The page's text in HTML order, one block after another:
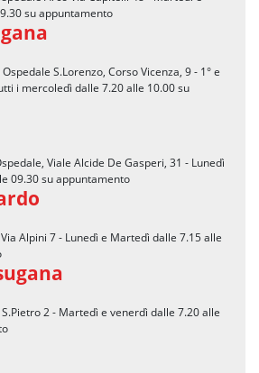
su appuntamento
S.Lorenzo, Corso Vicenza, 9 - 1° e
i mercoledì dalle 7.20 alle 10.00 su
Viale Alcide De Gasperi, 31 - Lunedì
09.30 su appuntamento
Alpini 7 - Lunedì e Martedì dalle 7.15 alle
2 - Martedì e venerdì dalle 7.20 alle